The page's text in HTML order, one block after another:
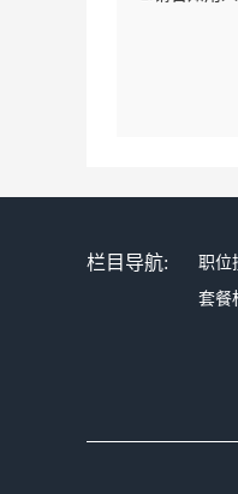
栏目导航: 职位
套餐